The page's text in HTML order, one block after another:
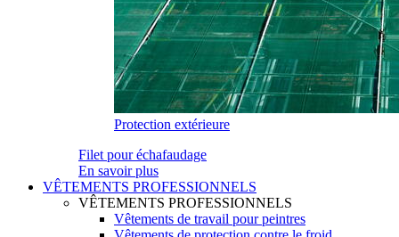
Protection extérieure
Filet pour échafaudage
En savoir plus
VÊTEMENTS PROFESSIONNELS
VÊTEMENTS PROFESSIONNELS
Vêtements de travail pour peintres